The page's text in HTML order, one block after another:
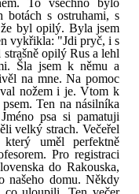
To všechno bylo
s ostruhami, s
byl opilý. Byla jsem
vykřikla: "Jdi pryč, i s
opilý Rus a lehl
Šla jsem k němu a
na mne. Na pomoc
nožem i je. Vtom k
Ten na násilníka
psa si pamatuji
velký strach. Večeřel
uměl perfektně
Pro registraci
do Rakouska,
našeho domu. Někdy